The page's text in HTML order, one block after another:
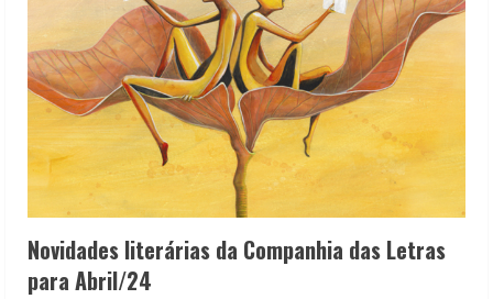
Novidades literárias da Companhia das Letras
para Abril/24